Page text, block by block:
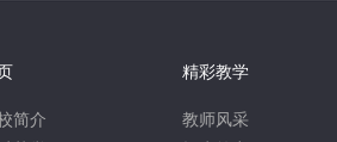
简介
精彩教学
教师风采